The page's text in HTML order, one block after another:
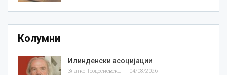
Колумни
Илинденски асоцијации
04/08/2026